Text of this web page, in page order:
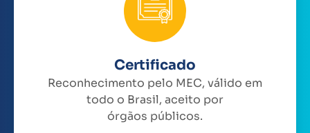
Certificado
Reconhecimento pelo MEC, válido em
todo o Brasil, aceito por
órgãos públicos.